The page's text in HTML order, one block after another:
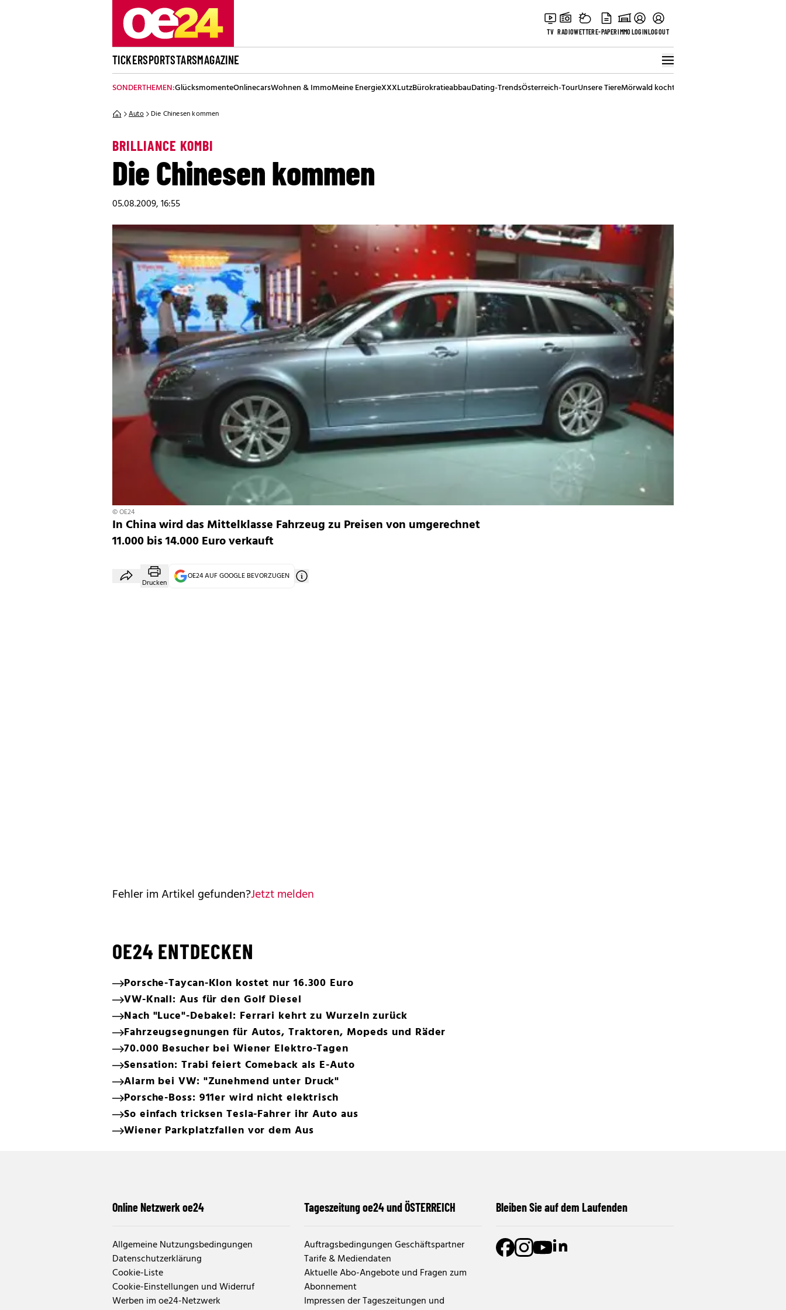
TV RADIOWETTERE-PAPERIMMOLOGINLOGOUT
TICKERSPORTSTARSMAGAZINE
SONDERTHEMEN:GlücksmomenteOnlinecarsWohnen & ImmoMeine EnergieXXXLutzBürokratieabbauDating-TrendsÖsterreich-TourUnsere TiereMörwald kocht
Auto Die Chinesen kommen
BRILLIANCE KOMBI
Die Chinesen kommen
05.08.2009, 16:55
© OE24
In China wird das Mittelklasse Fahrzeug zu Preisen von umgerechnet
11.000 bis 14.000 Euro verkauft
Drucken
OE24 AUF GOOGLE BEVORZUGEN
Fehler im Artikel gefunden?Jetzt melden
OE24 ENTDECKEN
Porsche-Taycan-Klon kostet nur 16.300 Euro
VW-Knall: Aus für den Golf Diesel
Nach "Luce"-Debakel: Ferrari kehrt zu Wurzeln zurück
Fahrzeugsegnungen für Autos, Traktoren, Mopeds und Räder
70.000 Besucher bei Wiener Elektro-Tagen
Sensation: Trabi feiert Comeback als E-Auto
Alarm bei VW: "Zunehmend unter Druck"
Porsche-Boss: 911er wird nicht elektrisch
So einfach tricksen Tesla-Fahrer ihr Auto aus
Wiener Parkplatzfallen vor dem Aus
Online Netzwerk oe24
Allgemeine Nutzungsbedingungen
Datenschutzerklärung
Cookie-Liste
Cookie-Einstellungen und Widerruf
Werben im oe24-Netzwerk
Tageszeitung oe24 und ÖSTERREICH
Auftragsbedingungen Geschäftspartner
Tarife & Mediendaten
Aktuelle Abo-Angebote und Fragen zum
Abonnement
Impressen der Tageszeitungen und
Bleiben Sie auf dem Laufenden